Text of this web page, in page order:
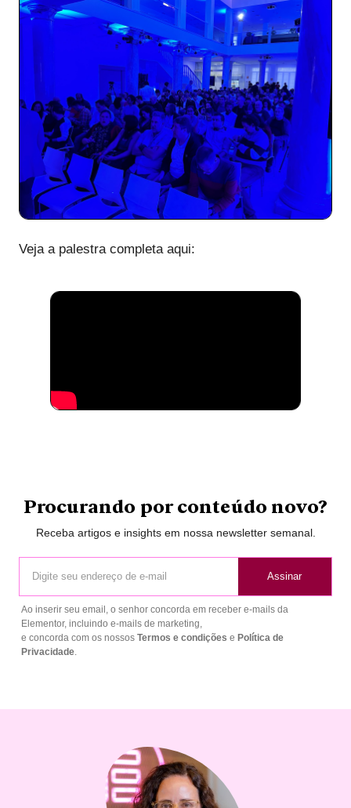
Veja a palestra completa aqui:
Procurando por conteúdo novo?
Receba artigos e insights em nossa newsletter semanal.
Assinar
Ao inserir seu email, o senhor concorda em receber e-mails da
Elementor, incluindo e-mails de marketing,
e concorda com os nossos Termos e condições e Política de
Privacidade